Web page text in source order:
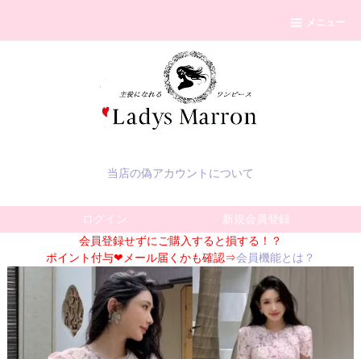
メニュー
当店の偽アカウントについて
ログイン
新規会員登録
会員登録せずにご購入すると損する！？
ポイント付与❤メール届くかも確認⇒会員機能とは？